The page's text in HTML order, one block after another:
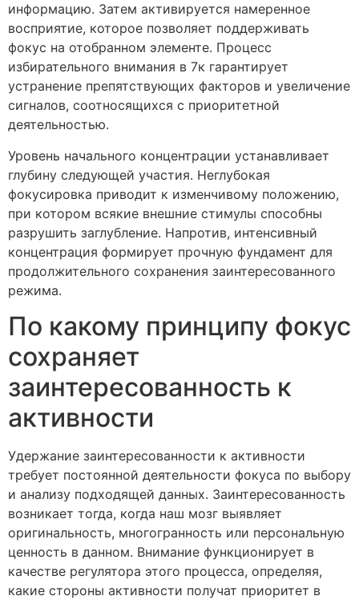
информацию. Затем активируется намеренное
восприятие, которое позволяет поддерживать
фокус на отобранном элементе. Процесс
избирательного внимания в 7к гарантирует
устранение препятствующих факторов и увеличение
сигналов, соотносящихся с приоритетной
деятельностью.
Уровень начального концентрации устанавливает
глубину следующей участия. Неглубокая
фокусировка приводит к изменчивому положению,
при котором всякие внешние стимулы способны
разрушить заглубление. Напротив, интенсивный
концентрация формирует прочную фундамент для
продолжительного сохранения заинтересованного
режима.
По какому принципу фокус
сохраняет
заинтересованность к
активности
Удержание заинтересованности к активности
требует постоянной деятельности фокуса по выбору
и анализу подходящей данных. Заинтересованность
возникает тогда, когда наш мозг выявляет
оригинальность, многогранность или персональную
ценность в данном. Внимание функционирует в
качестве регулятора этого процесса, определяя,
какие стороны активности получат приоритет в